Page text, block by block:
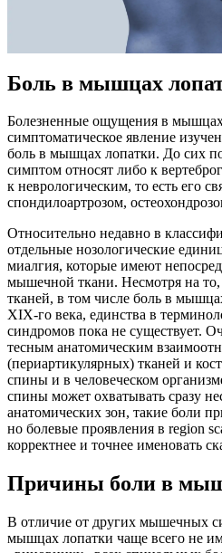
Боль в мышцах
Болезненные ощущения в
симптоматическое явление
боль в мышцах лопатки. До сих
симптом относят либо к
к неврологическим, то есть его
спондилоартрозом,
Относительно недавно в
отдельные нозологические
миалгия, которые имеют
мышечной ткани. Несмотря на то,
тканей, в том числе боль в
XIX-го века, единства в
синдромов пока не существует.
тесным анатомическим
(периартикулярных) тканей и
спины и в человеческом
спины может охватывать сразу
анатомических зон, такие боли
но болевые проявления в region
корректнее и точнее именовать
Причины боли в
В отличие от других мышечных
мышцах лопатки чаще всего не